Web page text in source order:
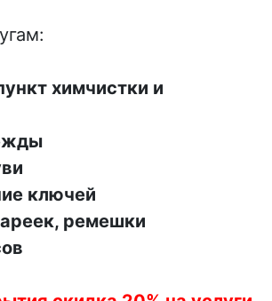
химчистки и
ключей
ремешки